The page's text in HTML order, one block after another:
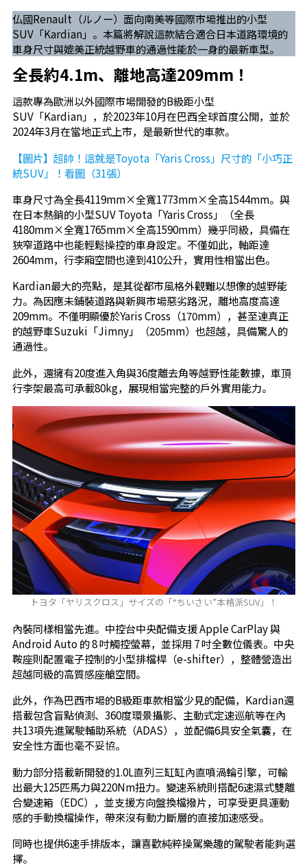
仏國Renault（ルノー）面向南美等國際市場推出的小型
SUV「Kardian」。本篇將解說這款結合適合日本道路環境的
車身尺寸與媲美正統越野車的通過性能於一身的最新車型。
全長約4.1m、離地高達209mm！
這款專為歐洲以外國際市場開發的B級距小型
SUV「Kardian」，於2023年10月在巴西全球首度公開，並於
2024年3月在當地正式上市，是最新世代的車款。
【圖片】超帥！這就是Toyota「Yaris Cross」尺寸的「小巧正
統SUV」！看圖（31張）
車身尺寸為全長4119mm×全寬1773mm×全高1544mm。與
在日本熱銷的小型SUV Toyota「Yaris Cross」（全長
4180mm×全寬1765mm×全高1590mm）幾乎同級，具備在
狹窄道路中也能輕鬆操控的車身設定。不僅如此，軸距達
2604mm，行李廂空間也達到410公升，實用性相當出色。
Kardian最大的亮點，是其從都市風格外觀難以想像的越野能
力。為因應未鋪裝道路與新興市場惡劣路況，離地高度高達
209mm。不僅明顯優於Yaris Cross（170mm），甚至連真正
的越野車Suzuki「Jimny」（205mm）也超越，具備驚人的
通過性。
此外，還擁有20度進入角與36度離去角等越野性能數據，車頂
行李架最高可承載80kg，展現相當完整的戶外實用能力。
トヨタ「ヤリスクロス」サイズの「“ちいさい”本格派SUV」！
內裝同樣相當先進。中控台中央配備支援 Apple CarPlay 與
Android Auto 的 8 吋觸控螢幕，並採用 7 吋全數位儀表。中央
鞍座則配置電子控制的小型排檔桿（e-shifter），整體營造出
超越同級的高質感座艙空間。
此外，作為巴西市場的B級距車款相當少見的配備，Kardian還
搭載包含盲點偵測、360度環景攝影、主動式定速巡航等在內
共13項先進駕駛輔助系統（ADAS），並配備6具安全氣囊，在
安全性方面也毫不妥協。
動力部分搭載新開發的1.0L直列三缸缸內直噴渦輪引擎，可輸
出最大125匹馬力與220Nm扭力。變速系統則搭配6速濕式雙離
合變速箱（EDC），並支援方向盤換檔撥片，可享受更具運動
感的手動換檔操作，帶來沒有動力斷層的直接加速感受。
同時也提供6速手排版本，讓喜歡純粹操駕樂趣的駕駛者能夠選
擇。